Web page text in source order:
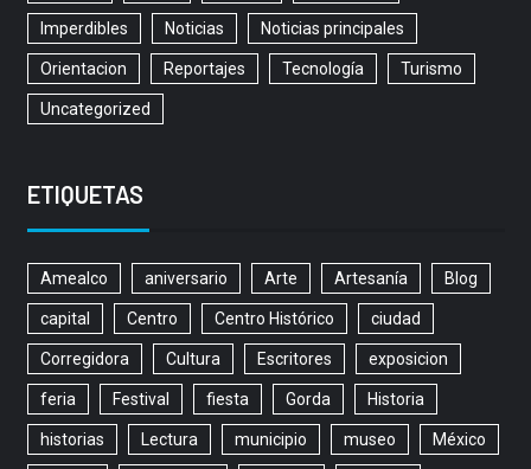
Imperdibles Noticias Noticias principales
Orientacion Reportajes Tecnología Turismo
Uncategorized
ETIQUETAS
Amealco aniversario Arte Artesanía Blog
capital Centro Centro Histórico ciudad
Corregidora Cultura Escritores exposicion
feria Festival fiesta Gorda Historia
historias Lectura municipio museo México